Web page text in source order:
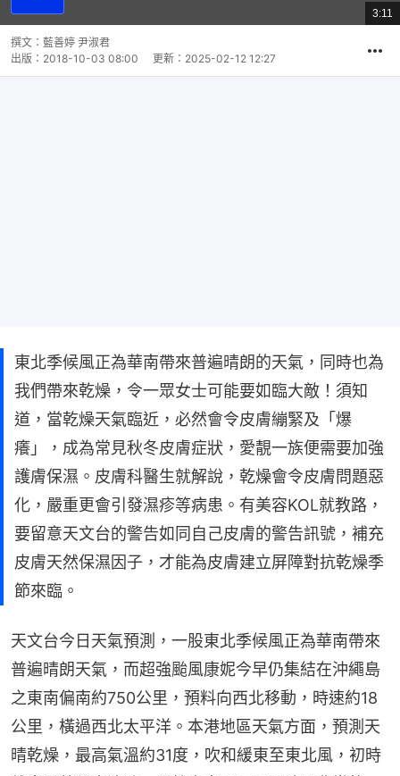
總
共
3:11
撰文： 藍善婷 尹淑君
出版： 2018-10-03 08:00 更新： 2025-02-12 12:27
東北季候風正為華南帶來普遍晴朗的天氣，同時也為
我們帶來乾燥，令一眾女士可能要如臨大敵！須知
道，當乾燥天氣臨近，必然會令皮膚繃緊及「爆
癢」，成為常見秋冬皮膚症狀，愛靚一族便需要加強
護膚保濕。皮膚科醫生就解說，乾燥會令皮膚問題惡
化，嚴重更會引發濕疹等病患。有美容KOL就教路，
要留意天文台的警告如同自己皮膚的警告訊號，補充
皮膚天然保濕因子，才能為皮膚建立屏障對抗乾燥季
節來臨。
天文台今日天氣預測，一股東北季候風正為華南帶來
普遍晴朗天氣，而超強颱風康妮今早仍集結在沖繩島
之東南偏南約750公里，預料向西北移動，時速約18
公里，橫過西北太平洋。本港地區天氣方面，預測天
晴乾燥，最高氣溫約31度，吹和緩東至東北風，初時